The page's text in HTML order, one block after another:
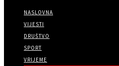
NASLOVNA
VIJESTI
DRUŠTVO
SPORT
VRIJEME